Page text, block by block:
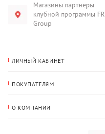
Магазины партнеры
клубной программы FR
Group
ЛИЧНЫЙ КАБИНЕТ
Адрес для доставки
ПОКУПАТЕЛЯМ
О КОМПАНИИ